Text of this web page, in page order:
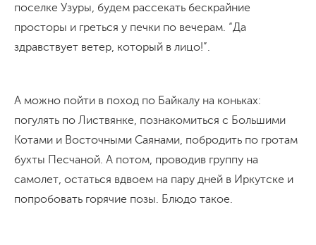
поселке Узуры, будем рассекать бескрайние
просторы и греться у печки по вечерам. “Да
здравствует ветер, который в лицо!”.
А можно пойти в поход по Байкалу на коньках:
погулять по Листвянке, познакомиться с Большими
Котами и Восточными Саянами, побродить по гротам
бухты Песчаной. А потом, проводив группу на
самолет, остаться вдвоем на пару дней в Иркутске и
попробовать горячие позы. Блюдо такое.